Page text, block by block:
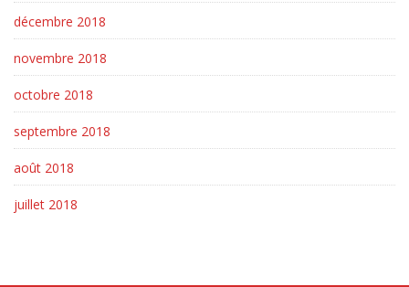
décembre 2018
novembre 2018
octobre 2018
septembre 2018
août 2018
juillet 2018